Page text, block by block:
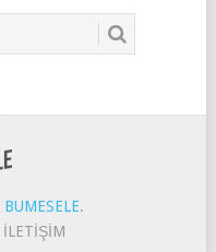
BUMESELE.
İLETIŞIM